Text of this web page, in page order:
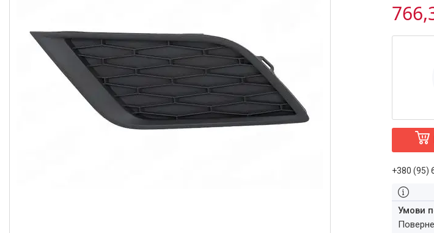
+380 (95)